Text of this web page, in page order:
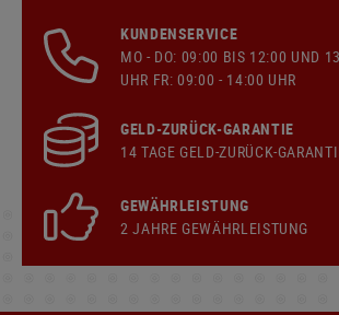
KUNDENSERVICE
MO - DO: 09:00 BIS 12:00 UND
UHR FR: 09:00 - 14:00 UHR
GELD-ZURÜCK-GARANTIE
14 TAGE GELD-ZURÜCK-
GEWÄHRLEISTUNG
2 JAHRE GEWÄHRLEISTUNG